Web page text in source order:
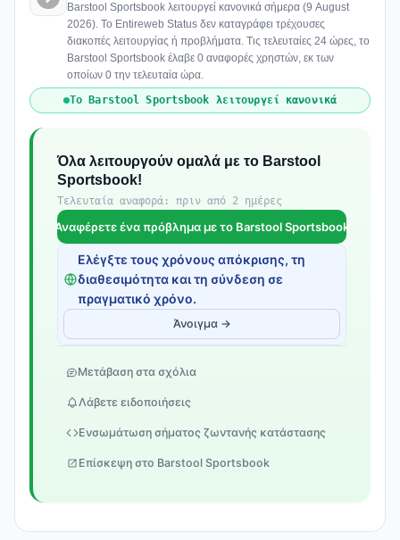
Barstool Sportsbook λειτουργεί κανονικά σήμερα (9 August
2026). Το Entireweb Status δεν καταγράφει τρέχουσες
διακοπές λειτουργίας ή προβλήματα. Τις τελευταίες 24 ώρες, το
Barstool Sportsbook έλαβε 0 αναφορές χρηστών, εκ των
οποίων 0 την τελευταία ώρα.
Το Barstool Sportsbook λειτουργεί κανονικά
Όλα λειτουργούν ομαλά με το Barstool
Sportsbook!
Τελευταία αναφορά: πριν από 2 ημέρες
Αναφέρετε ένα πρόβλημα με το Barstool Sportsbook
Ελέγξτε τους χρόνους απόκρισης, τη
διαθεσιμότητα και τη σύνδεση σε
πραγματικό χρόνο.
Άνοιγμα →
Μετάβαση στα σχόλια
Λάβετε ειδοποιήσεις
Ενσωμάτωση σήματος ζωντανής κατάστασης
Επίσκεψη στο Barstool Sportsbook